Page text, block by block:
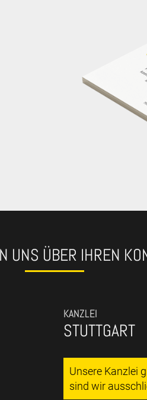
UNS ÜBER IHREN
KANZLEI
STUTTGART
Unsere Kanzlei
sind wir